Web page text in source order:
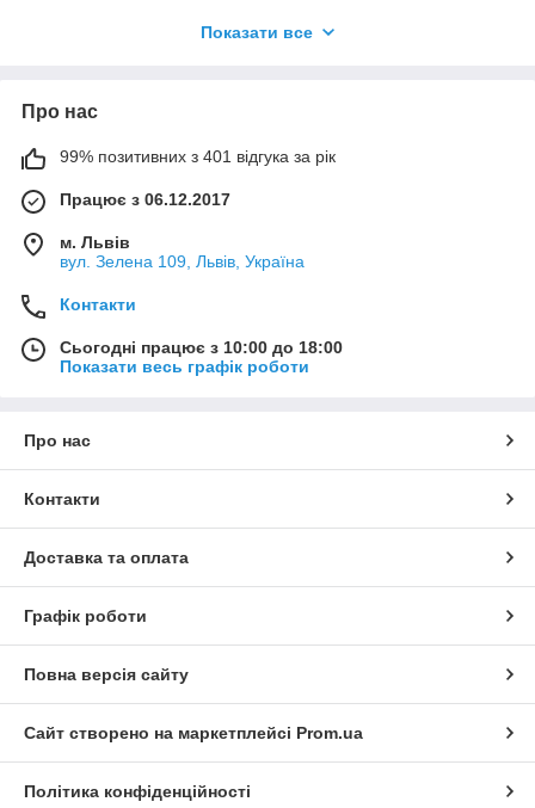
різної місткості та конструкції від світових лідерів галузі, таких
Ручні та напірні обприскувачі
або набори Stocker). Вони ідеально підходять для
локальної обробки кімнатних рослин, розсади,
невеликих клумб та окремих кущів у садках.
Акумуляторні та ранцеві обприскувачі
місткістю від 4 до 15 літрів (такі як Stocker Nebla), що
забезпечують стабільний тиск та дрібнодисперсне
обробляти великі площі насаджень і високі дерева.
призначені для точкового внесення препаратів для
рослини.
електричні агрегати з резервуарами на 40–60 літрів від
виноградниками, розплідниками рослин та парковими
зонами.
Сучасні системи поливу: шланги та
Для створення надійної системи поливу на прибудинковій
території в нашому магазині представлено високоякісні
Показати все
Про нас
99% позитивних з 401 відгука за рік
Працює з 06.12.2017
м. Львів
вул. Зелена 109, Львів, Україна
Контакти
Сьогодні працює з 10:00 до 18:00
Показати весь графік роботи
Про нас
Контакти
Доставка та оплата
Графік роботи
Повна версія сайту
Сайт створено на маркетплейсі Prom.ua
Політика конфіденційності